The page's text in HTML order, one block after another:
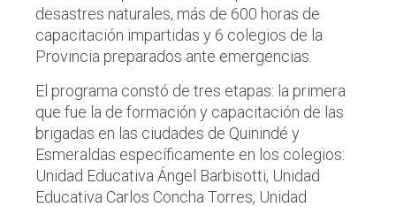
desastres naturales, más de 600 horas de
capacitación impartidas y 6 colegios de la
Provincia preparados ante emergencias.
El programa constó de tres etapas: la primera
que fue la de formación y capacitación de las
brigadas en las ciudades de Quinindé y
Esmeraldas específicamente en los colegios:
Unidad Educativa Ángel Barbisotti, Unidad
Educativa Carlos Concha Torres, Unidad